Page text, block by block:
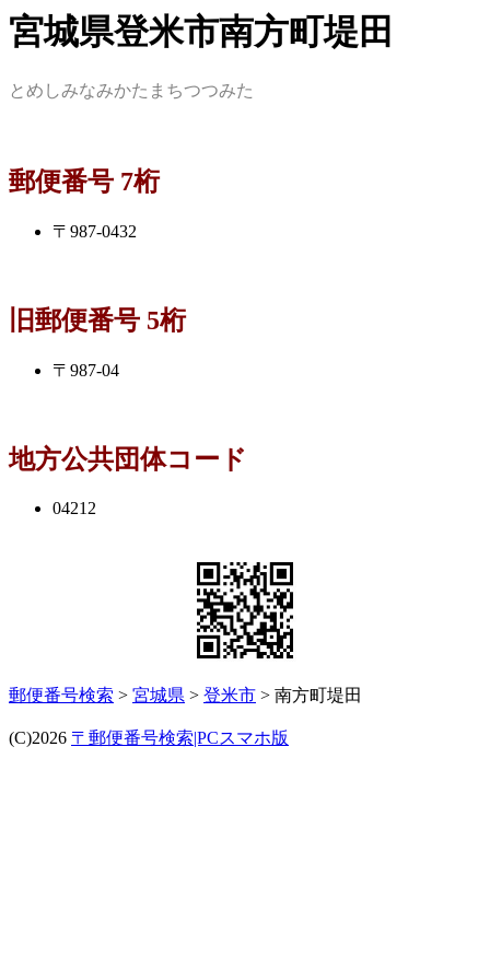
宮城県登米市南方町堤田
とめしみなみかたまちつつみた
郵便番号 7桁
〒987-0432
旧郵便番号 5桁
〒987-04
地方公共団体コード
04212
郵便番号検索 > 宮城県 > 登米市 > 南方町堤田
(C)2026 〒郵便番号検索|PCスマホ版